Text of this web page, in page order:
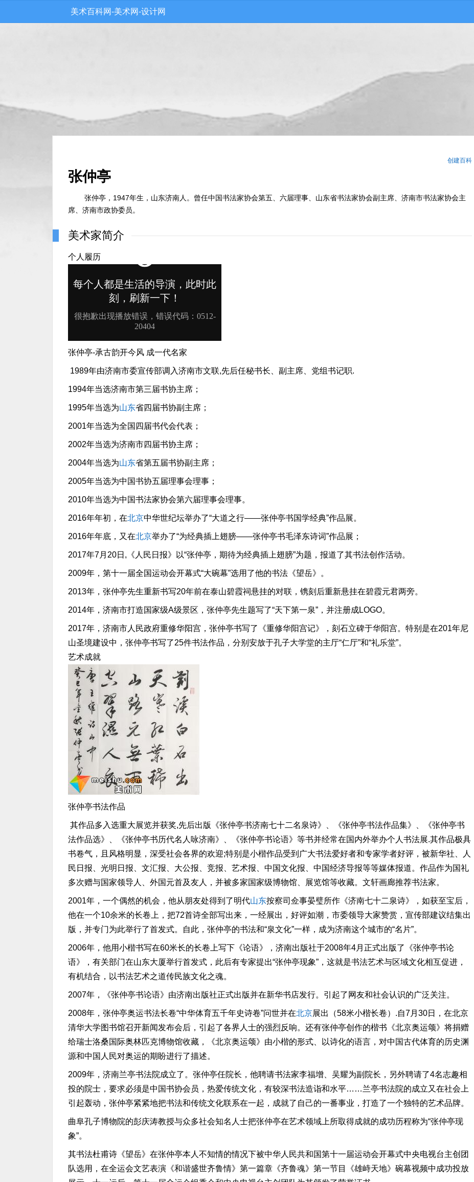
美术百科网-美术网-设计网
创建百科
张仲亭
张仲亭，1947年生，山东济南人。曾任中国书法家协会第五、六届理事、山东省书法家协会副主席、济南市书法家协会主
席、济南市政协委员。
美术家简介
个人履历
张仲亭-承古韵开今风 成一代名家
1989年由济南市委宣传部调入济南市文联,先后任秘书长、副主席、党组书记职.
1994年当选济南市第三届书协主席；
1995年当选为山东省四届书协副主席；
2001年当选为全国四届书代会代表；
2002年当选为济南市四届书协主席；
2004年当选为山东省第五届书协副主席；
2005年当选为中国书协五届理事会理事；
2010年当选为中国书法家协会第六届理事会理事。
2016年年初，在北京中华世纪坛举办了“大道之行——张仲亭书国学经典”作品展。
2016年年底，又在北京举办了“为经典插上翅膀——张仲亭书毛泽东诗词”作品展；
2017年7月20日,《人民日报》以“张仲亭，期待为经典插上翅膀”为题，报道了其书法创作活动。
2009年，第十一届全国运动会开幕式“大碗幕”选用了他的书法《望岳》。
2013年，张仲亭先生重新书写20年前在泰山碧霞祠悬挂的对联，镌刻后重新悬挂在碧霞元君两旁。
2014年，济南市打造国家级A级景区，张仲亭先生题写了“天下第一泉”，并注册成LOGO。
2017年，济南市人民政府重修华阳宫，张仲亭书写了《重修华阳宫记》，刻石立碑于华阳宫。特别是在201年尼
山圣境建设中，张仲亭书写了25件书法作品，分别安放于孔子大学堂的主厅“仁厅”和“礼乐堂”。
艺术成就
张仲亭书法作品
其作品多入选重大展览并获奖,先后出版《张仲亭书济南七十二名泉诗》、《张仲亭书法作品集》、《张仲亭书
法作品选》、《张仲亭书历代名人咏济南》、《张仲亭书论语》等书并经常在国内外举办个人书法展.其作品极具
书卷气，且风格明显，深受社会各界的欢迎;特别是小楷作品受到广大书法爱好者和专家学者好评，被新华社、人
民日报、光明日报、文汇报、大公报、竞报、艺术报、中国文化报、中国经济导报等等媒体报道。作品作为国礼
多次赠与国家领导人、外国元首及友人，并被多家国家级博物馆、展览馆等收藏。文轩画廊推荐书法家。
2001年，一个偶然的机会，他从朋友处得到了明代山东按察司佥事晏璧所作《济南七十二泉诗》，如获至宝后，
他在一个10余米的长卷上，把72首诗全部写出来，一经展出，好评如潮，市委领导大家赞赏，宣传部建议结集出
版，并专门为此举行了首发式。自此，张仲亭的书法和“泉文化”一样，成为济南这个城市的“名片”。
2006年，他用小楷书写在60米长的长卷上写下《论语》，济南出版社于2008年4月正式出版了《张仲亭书论
语》，有关部门在山东大厦举行首发式，此后有专家提出“张仲亭现象”，这就是书法艺术与区域文化相互促进，
有机结合，以书法艺术之道传民族文化之魂。
2007年，《张仲亭书论语》由济南出版社正式出版并在新华书店发行。引起了网友和社会认识的广泛关注。
2008年，张仲亭奥运书法长卷“中华体育五千年史诗卷”问世并在北京展出（58米小楷长卷）.自7月30日，在北京
清华大学图书馆召开新闻发布会后，引起了各界人士的强烈反响。还有张仲亭创作的楷书《北京奥运颂》将捐赠
给瑞士洛桑国际奥林匹克博物馆收藏，《北京奥运颂》由小楷的形式、以诗化的语言，对中国古代体育的历史渊
源和中国人民对奥运的期盼进行了描述。
2009年，济南兰亭书法院成立了。张仲亭任院长，他聘请书法家李福增、吴耀为副院长，另外聘请了4名志趣相
投的院士，要求必须是中国书协会员，热爱传统文化，有较深书法造诣和水平……兰亭书法院的成立又在社会上
引起轰动，张仲亭紧紧地把书法和传统文化联系在一起，成就了自己的一番事业，打造了一个独特的艺术品牌。
曲阜孔子博物院的彭庆涛教授与众多社会知名人士把张仲亭在艺术领域上所取得成就的成功历程称为“张仲亭现
象”。
其书法杜甫诗《望岳》在张仲亭本人不知情的情况下被中华人民共和国第十一届运动会开幕式中央电视台主创团
队选用，在全运会文艺表演《和谐盛世齐鲁情》第一篇章《齐鲁魂》第一节目《雄峙天地》碗幕视频中成功投放